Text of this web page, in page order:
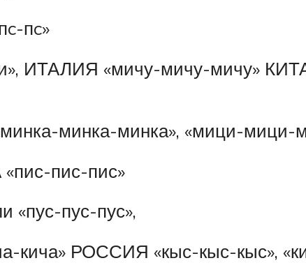
пc»
ИТАЛИЯ «мичу-мичу-мичу»
минка-минка», «мици-мици-
пис-пис»
пус-пус»,
РОССИЯ «кыс-кыс-кыс»,